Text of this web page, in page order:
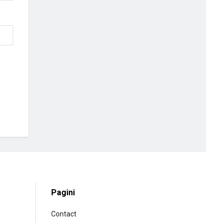
Pagini
Contact